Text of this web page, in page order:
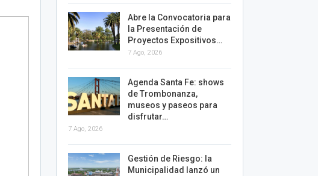
Abre la Convocatoria para
la Presentación de
Proyectos Expositivos…
7 Ago, 2026
Agenda Santa Fe: shows
de Trombonanza,
museos y paseos para
disfrutar…
7 Ago, 2026
Gestión de Riesgo: la
Municipalidad lanzó un